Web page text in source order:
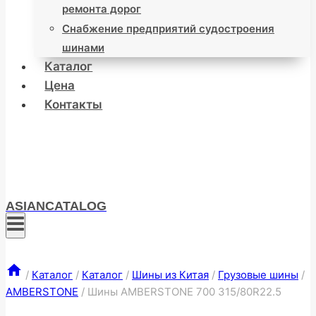
ремонта дорог
Снабжение предприятий судостроения
шинами
Каталог
Цена
Контакты
ASIANCATALOG
/ Каталог / Каталог / Шины из Китая / Грузовые шины /
AMBERSTONE / Шины AMBERSTONE 700 315/80R22.5